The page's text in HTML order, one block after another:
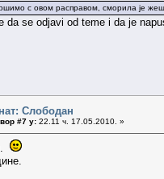
с овом расправом, сморила је
da se odjavi od teme i da je
Слободан
#7 у: 22.11 ч. 17.05.2010. »